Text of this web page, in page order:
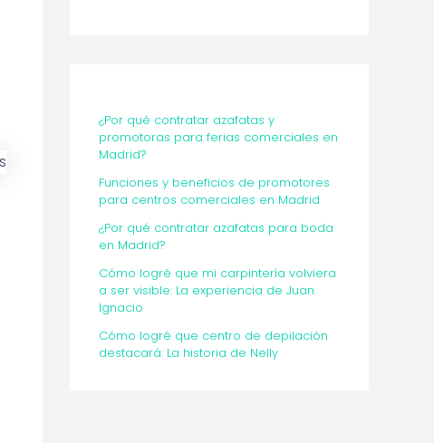
¿Por qué contratar azafatas y
promotoras para ferias comerciales en
Madrid?
Funciones y beneficios de promotores
para centros comerciales en Madrid
¿Por qué contratar azafatas para boda
en Madrid?
Cómo logré que mi carpintería volviera
a ser visible: La experiencia de Juan
Ignacio
Cómo logré que centro de depilación
destacará: La historia de Nelly